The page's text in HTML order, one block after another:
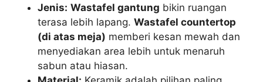
Jenis: Wastafel gantung bikin ruangan
terasa lebih lapang.Wastafel countertop
(di atas meja) memberi kesan mewah dan
menyediakan area lebih untuk menaruh
sabun atau hiasan.